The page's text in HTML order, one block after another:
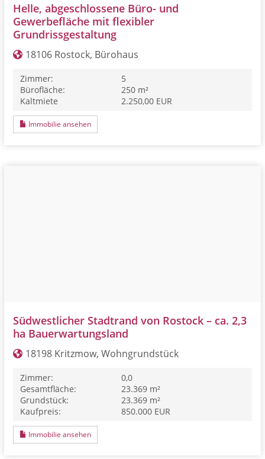
Helle, abgeschlossene Büro- und
Gewerbefläche mit flexibler
Grundrissgestaltung
18106 Rostock, Bürohaus
Zimmer:
5
Bürofläche:
250 m²
Kaltmiete
2.250,00 EUR
Immobilie ansehen
Südwestlicher Stadtrand von Rostock – ca. 2,3
ha Bauerwartungsland
18198 Kritzmow, Wohngrundstück
Zimmer:
0,0
Gesamtfläche:
23.369 m²
Grundstück:
23.369 m²
Kaufpreis:
850.000 EUR
Immobilie ansehen